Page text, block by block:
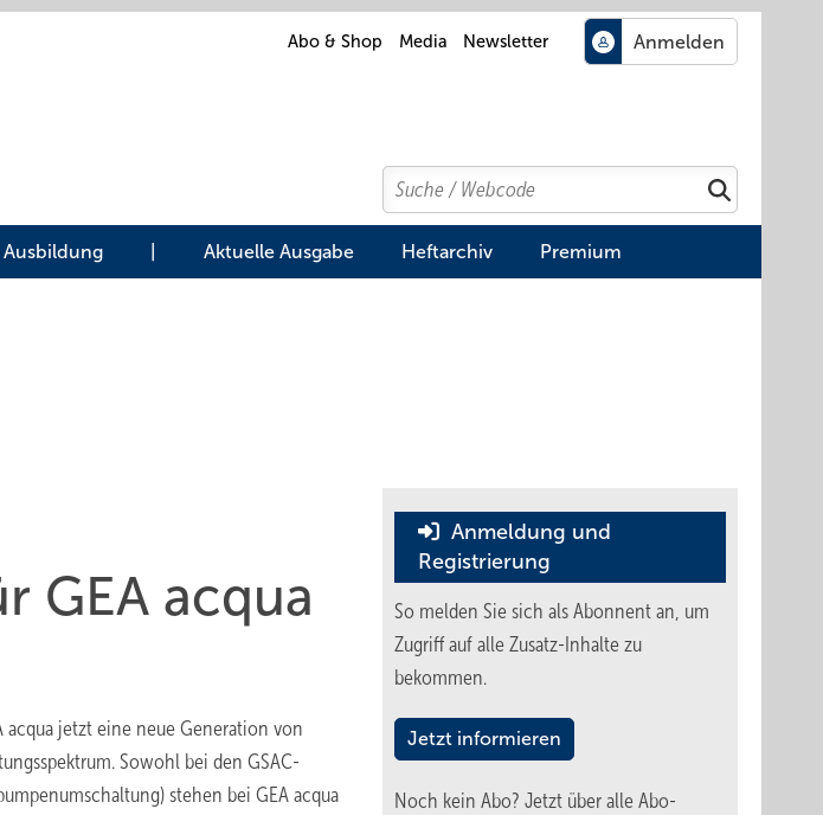
Abo & Shop Media Newsletter
Search
Suchen
Ausbildung Aktuelle Ausgabe Heftarchiv Premium
GEA acqua
acqua jetzt eine neue Generation von
Sowohl bei den GSAC-
stehen bei GEA acqua
Anmeldung und
Registrierung
So melden Sie sich als Abonnent an, um
Zugriff auf alle Zusatz-Inhalte zu
bekommen.
Jetzt informieren
Noch kein Abo? Jetzt über alle Abo-